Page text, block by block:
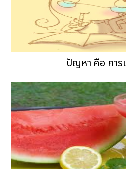
ปัญหา คือ การ